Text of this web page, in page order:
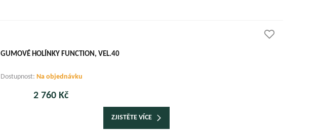
GUMOVÉ HOLÍNKY FUNCTION, VEL.40
Dostupnost: Na objednávku
2 760 Kč
ZJISTĚTE VÍCE